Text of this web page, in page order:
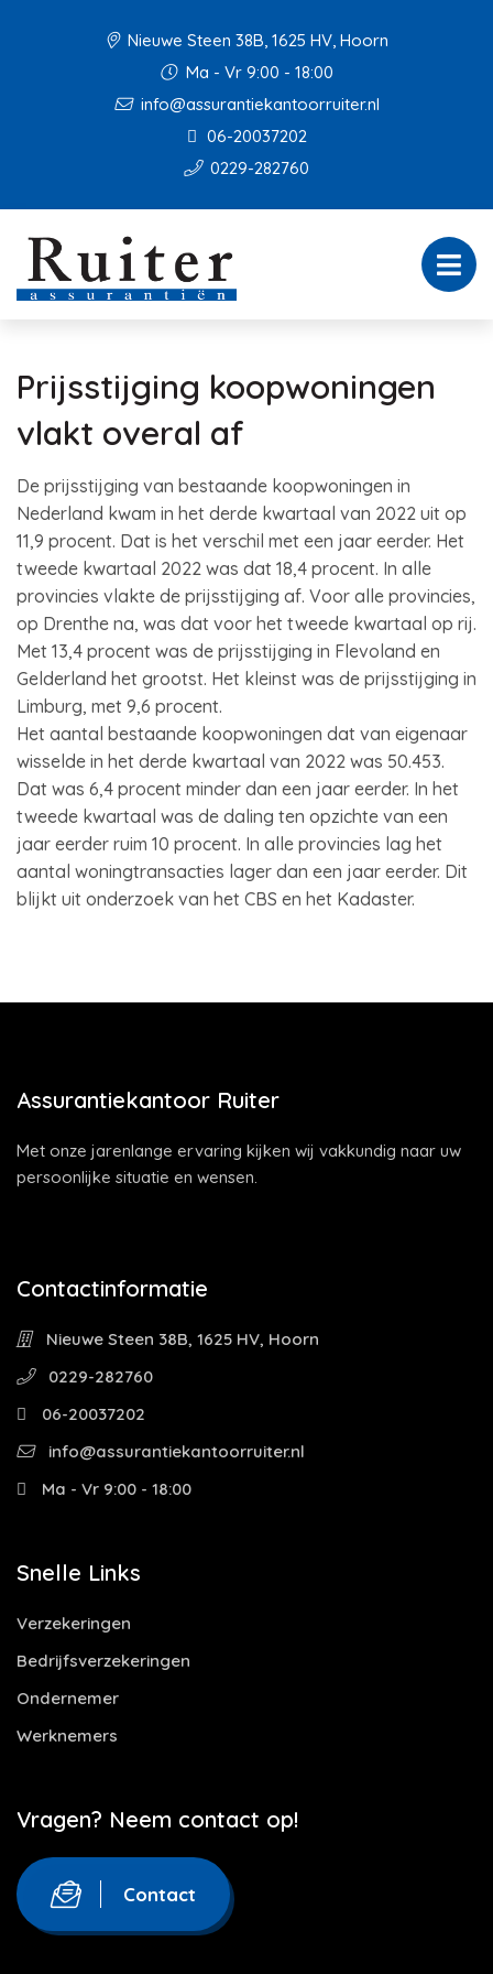
Nieuwe Steen 38B, 1625 HV, Hoorn
Ma - Vr 9:00 - 18:00
info@assurantiekantoorruiter.nl
06-20037202
0229-282760
Prijsstijging koopwoningen
vlakt overal af
De prijsstijging van bestaande koopwoningen in
Nederland kwam in het derde kwartaal van 2022 uit op
11,9 procent. Dat is het verschil met een jaar eerder. Het
tweede kwartaal 2022 was dat 18,4 procent. In alle
provincies vlakte de prijsstijging af. Voor alle provincies,
op Drenthe na, was dat voor het tweede kwartaal op rij.
Met 13,4 procent was de prijsstijging in Flevoland en
Gelderland het grootst. Het kleinst was de prijsstijging in
Limburg, met 9,6 procent.
Het aantal bestaande koopwoningen dat van eigenaar
wisselde in het derde kwartaal van 2022 was 50.453.
Dat was 6,4 procent minder dan een jaar eerder. In het
tweede kwartaal was de daling ten opzichte van een
jaar eerder ruim 10 procent. In alle provincies lag het
aantal woningtransacties lager dan een jaar eerder. Dit
blijkt uit onderzoek van het CBS en het Kadaster.
Assurantiekantoor Ruiter
Met onze jarenlange ervaring kijken wij vakkundig naar uw
persoonlijke situatie en wensen.
Contactinformatie
Nieuwe Steen 38B, 1625 HV, Hoorn
0229-282760
06-20037202
info@assurantiekantoorruiter.nl
Ma - Vr 9:00 - 18:00
Snelle Links
Verzekeringen
Bedrijfsverzekeringen
Ondernemer
Werknemers
Vragen? Neem contact op!
Contact